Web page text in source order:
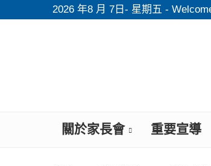
2026 年8 月 7日- 星期五 -
關於家長會 重要宣導